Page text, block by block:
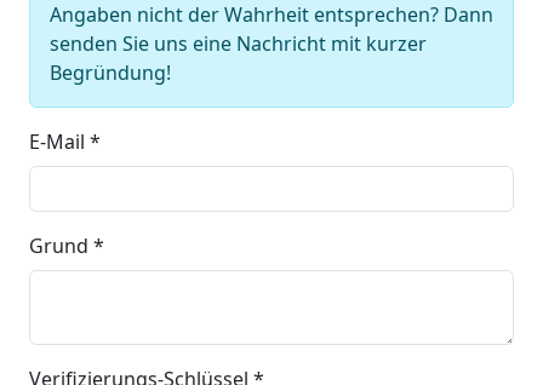
Angaben nicht der Wahrheit entsprechen? Dann
senden Sie uns eine Nachricht mit kurzer
Begründung!
E-Mail *
Grund *
Verifizierungs-Schlüssel *